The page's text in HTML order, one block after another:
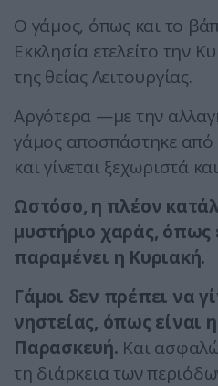
Ο γάμος, όπως και το
Εκκλησία ετελείτο την
της θείας Λειτουργίας.
Αργότερα —με την
γάμος αποσπάστηκε από
και γίνεται ξεχωριστά
Ωστόσο, η πλέον
μυστήριο χαράς, όπως
παραμένει η Κυριακή.
Γάμοι δεν πρέπει να
νηστείας, όπως είναι
Παρασκευή. Και
τη διάρκεια των